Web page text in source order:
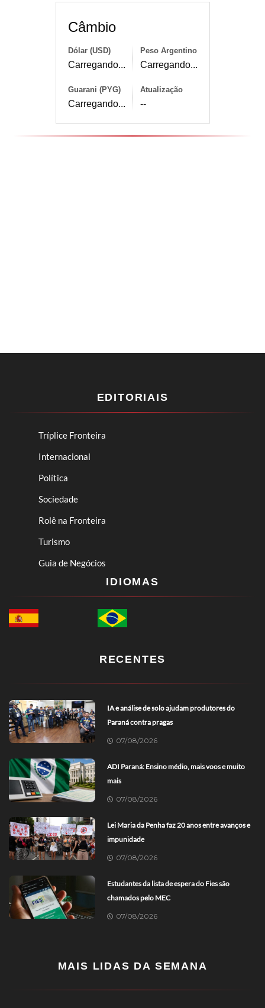
Câmbio
Dólar (USD)
Carregando...
Peso Argentino
Carregando...
Guarani (PYG)
Carregando...
Atualização
--
EDITORIAIS
Tríplice Fronteira
Internacional
Política
Sociedade
Rolê na Fronteira
Turismo
Guia de Negócios
IDIOMAS
RECENTES
IA e análise de solo ajudam produtores do
Paraná contra pragas
07/08/2026
ADI Paraná: Ensino médio, mais voos e muito
mais
07/08/2026
Lei Maria da Penha faz 20 anos entre avanços e
impunidade
07/08/2026
Estudantes da lista de espera do Fies são
chamados pelo MEC
07/08/2026
MAIS LIDAS DA SEMANA